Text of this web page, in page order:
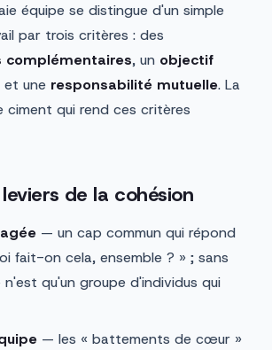
équipe se distingue d'un simple
par trois critères : des
complémentaires, un objectif
et une responsabilité mutuelle. La
ciment qui rend ces critères
de la cohésion
— un cap commun qui répond
fait-on cela, ensemble ? » ; sans
n'est qu'un groupe d'individus qui
— les « battements de cœur »